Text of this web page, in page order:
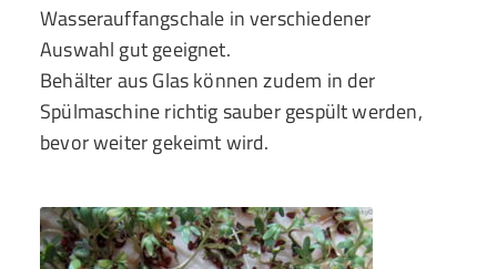
Wasserauffangschale in verschiedener
Auswahl gut geeignet.
Behälter aus Glas können zudem in der
Spülmaschine richtig sauber gespült werden,
bevor weiter gekeimt wird.